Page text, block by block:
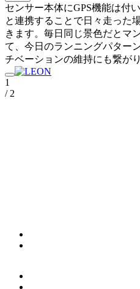
センサー本体にGPS機能は付
と連携することで日々走った
きます。毎日同じ景色だとマ
て、今日のランニングパター
チベーションの維持にも繋がり
1
/ 2